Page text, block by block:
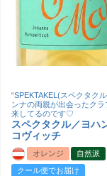
“SPEKTAKEL(スペクタク
ンナの両親が出会ったクラ
来してるのです♡
スペクタクル／ヨハ
コヴィッチ
オレンジ
自然派
クール便でお届け